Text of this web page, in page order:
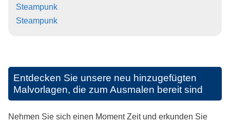
Steampunk
Steampunk
Entdecken Sie unsere neu hinzugefügten
Malvorlagen, die zum Ausmalen bereit sind
Nehmen Sie sich einen Moment Zeit und erkunden Sie